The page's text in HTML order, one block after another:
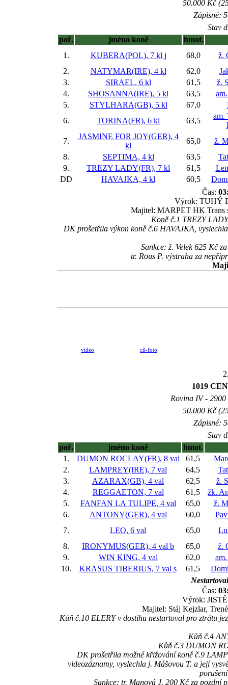
50.000 Kč
Zápisné:
Stav
poř.
jméno koně
hmot.
1.
KUBERA(POL), 7 kl j 68,0
ž.
2.
NATYMAR(IRE), 4 kl 62,0
3.
SIRAEL, 6 kl 61,5
ž.
4.
SHOSANNA(IRE), 5 kl 63,5
5.
STYLHARA(GB), 5 kl 67,0
6.
TORINA(FR), 6 kl 63,5
am.
7.
JASMINE FOR JOY(GER), 4
kl
65,0
ž.
8.
SEPTIMA, 4 kl 63,5
9.
TREZY LADY(FR), 7 kl 61,5
DD
HAVAJKA, 4 kl 60,5
Čas:
Výrok: TUHÝ
Majitel: MARPET HK Trans
Koně č.1 TREZY
DK prošetřila výkon koně č.6 HAVAJKA,
Sankce: ž. Velek 625 Kč
tr. Rous P. výstraha za
video cíl-foto
1019
Rovina IV -
50.000 Kč
Zápisné:
Stav
poř.
jméno koně
hmot.
1.
DUMON ROCLAY(FR), 8 val 61,5
2.
LAMPREY(IRE), 7 val 64,5
3.
AZARAX(GB), 4 val 62,5
ž.
4.
REGGAETON, 7 val 61,5
žk.
5.
FANFAN LA TULIPE, 4 val 65,0
ž.
6.
ANTONY(GER), 4 val 60,0
7.
LEO, 6 val 65,0
8.
IRONYMUS(GER), 4 val b 65,0
ž.
9.
WIN KING, 4 val 62,0
10.
KRASUS TIBERIUS, 7 val s 61,5
Čas:
Výrok:
Majitel: Stáj Kejzlar,
Kůň č.10 ELERY v dostihu nestartoval pro ztrátu
Kůň č.4
Kůň č.3 DUMON
DK prošetřila možné křižování koně č.9
videozáznamy, vyslechla j. Mášovou T. a její
Sankce: tr. Manová J. 200 Kč za